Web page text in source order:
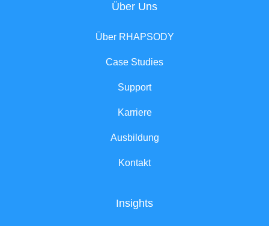
Über Uns
Über RHAPSODY
Case Studies
Support
Karriere
Ausbildung
Kontakt
Insights